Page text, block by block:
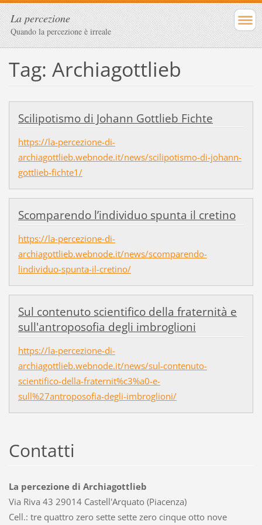
La percezione
Quando la percezione è irreale
Tag: Archiagottlieb
Scilipotismo di Johann Gottlieb Fichte
https://la-percezione-di-
archiagottlieb.webnode.it/news/scilipotismo-di-johann-
gottlieb-fichte1/
Scomparendo l’individuo spunta il cretino
https://la-percezione-di-
archiagottlieb.webnode.it/news/scomparendo-
lindividuo-spunta-il-cretino/
Sul contenuto scientifico della fraternità e
sull'antroposofia degli imbroglioni
https://la-percezione-di-
archiagottlieb.webnode.it/news/sul-contenuto-
scientifico-della-fraternit%c3%a0-e-
sull%27antroposofia-degli-imbroglioni/
Contatti
La percezione di Archiagottlieb
Via Riva 43 29014 Castell'Arquato (Piacenza)
Cell.: tre quattro zero sette sette zero cinque otto nove